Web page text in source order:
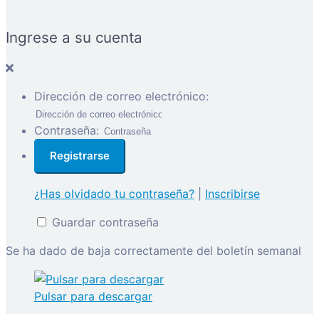
Ingrese a su cuenta
Dirección de correo electrónico:
Contraseña:
¿Has olvidado tu contraseña?
Inscribirse
Guardar contraseña
Se ha dado de baja correctamente del boletín semanal
Pulsar para descargar